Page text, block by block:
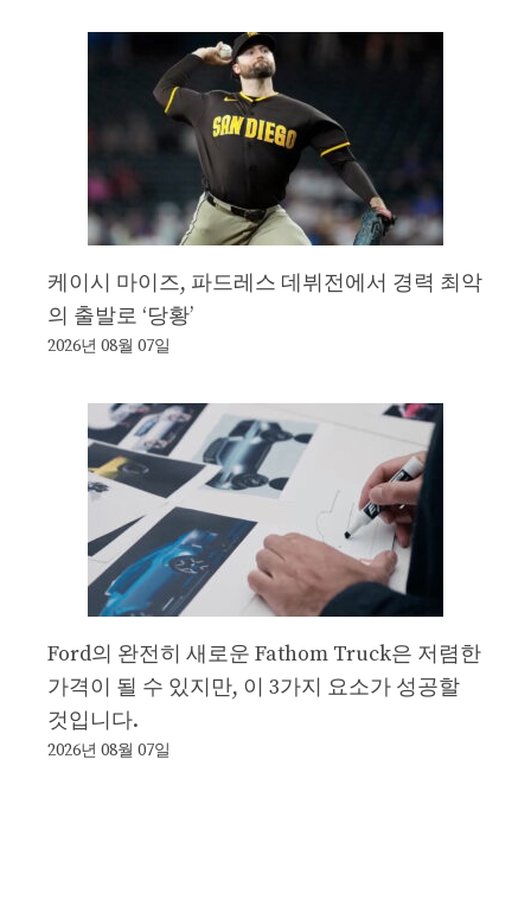
케이시 마이즈, 파드레스 데뷔전에서 경력 최악
의 출발로 ‘당황’
2026년 08월 07일
Ford의 완전히 새로운 Fathom Truck은 저렴한
가격이 될 수 있지만, 이 3가지 요소가 성공할
것입니다.
2026년 08월 07일